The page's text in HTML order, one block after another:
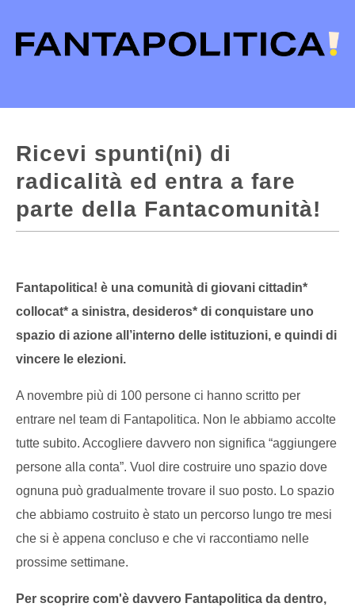
Ricevi spunti(ni) di
radicalità ed entra a fare
parte della Fantacomunità!
Fantapolitica! è una comunità di giovani cittadin*
collocat* a sinistra, desideros* di conquistare uno
spazio di azione all’interno delle istituzioni, e quindi di
vincere le elezioni.
A novembre più di 100 persone ci hanno scritto per
entrare nel team di Fantapolitica. Non le abbiamo accolte
tutte subito. Accogliere davvero non significa “aggiungere
persone alla conta”. Vuol dire costruire uno spazio dove
ognuna può gradualmente trovare il suo posto. Lo spazio
che abbiamo costruito è stato un percorso lungo tre mesi
che si è appena concluso e che vi raccontiamo nelle
prossime settimane.
Per scoprire com'è davvero Fantapolitica da dentro,